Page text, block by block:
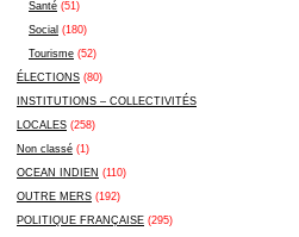
Santé (51)
Social (180)
Tourisme (52)
ÉLECTIONS (80)
INSTITUTIONS – COLLECTIVITÉS
LOCALES (258)
Non classé (1)
OCEAN INDIEN (110)
OUTRE MERS (192)
POLITIQUE FRANÇAISE (295)